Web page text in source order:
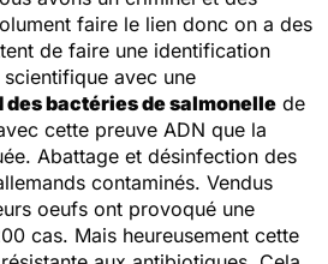
faire le lien donc on a des
de faire une identification
avec une
des bactéries de salmonelle de
cette preuve ADN que la
Abattage et désinfection des
contaminés. Vendus
oeufs ont provoqué une
cas. Mais heureusement cette